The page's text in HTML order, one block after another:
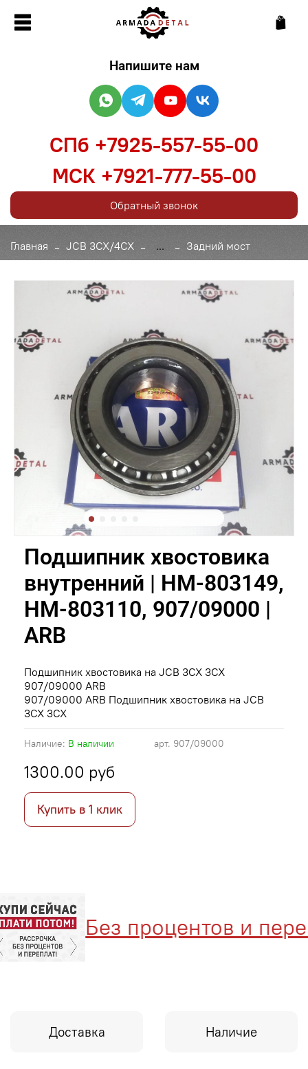
Главная JCB 3CX/4CX ... Задний мост
арт. 907/09000
Наличие: В наличии
Подшипник хвостовика
внутренний | HM-803149,
HM-803110, 907/09000 |
ARB
1300.00 руб
Купить в 1 клик
Подшипник хвостовика на JCB 3CX 3CX
907/09000 ARB
907/09000 ARB Подшипник хвостовика на JCB
3CX 3CX
Без процентов и
Доставка Наличие
Напишите нам
СПб +7925-557-55-00
МСК +7921-777-55-00
Обратный звонок